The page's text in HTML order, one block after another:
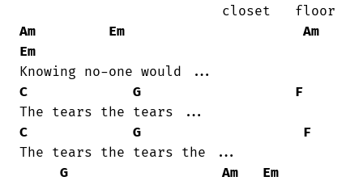
Am
Em
Am
Em
C
G
F
C
G
F
The tears the tears the ...
G
Am
Em